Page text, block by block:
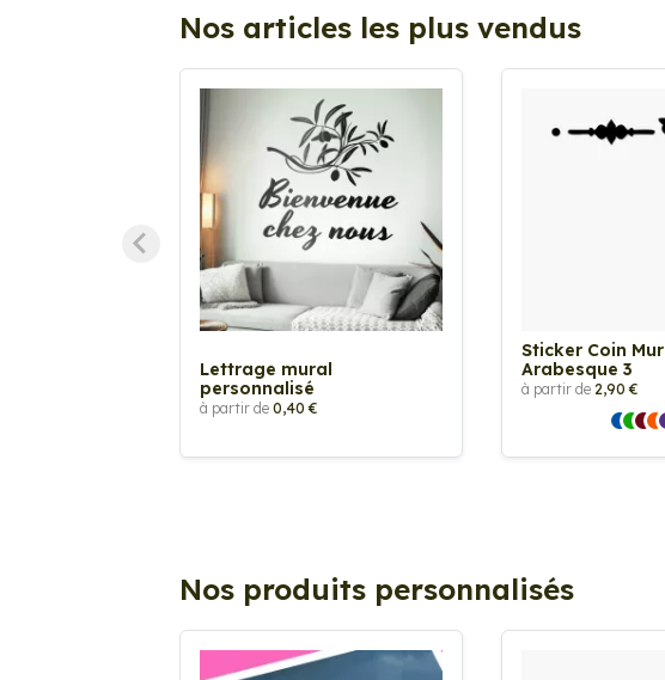
Nos articles les plus vendus
Lettrage mural
personnalisé
à partir de 0,40 €
Sticker Coin Mur
Arabesque 3
à partir de 2,90 €
Nos produits personnalisés